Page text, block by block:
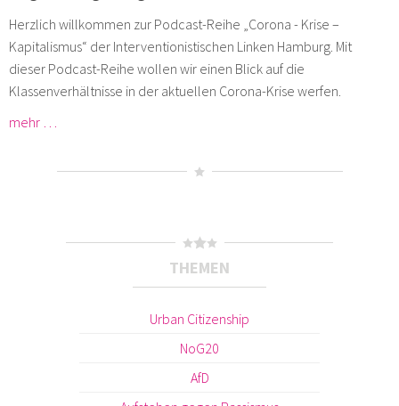
Herzlich willkommen zur Podcast-Reihe „Corona - Krise –
Kapitalismus“ der Interventionistischen Linken Hamburg. Mit
dieser Podcast-Reihe wollen wir einen Blick auf die
Klassenverhältnisse in der aktuellen Corona-Krise werfen.
mehr …
THEMEN
Urban Citizenship
NoG20
AfD